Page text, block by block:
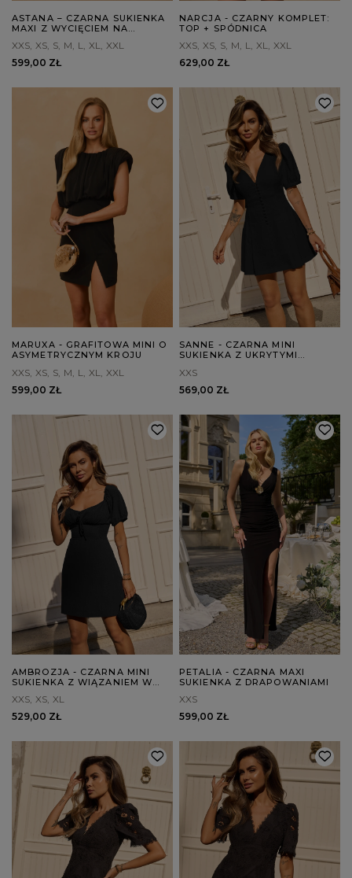
ASTANA – CZARNA SUKIENKA
MAXI Z WYCIĘCIEM NA
XXS XS S M L XL XXL
599,00 ZŁ
NARCJA - CZARNY KOMPLET:
TOP + SPÓDNICA
XXS XS S M L XL XXL
629,00 ZŁ
MARUXA - GRAFITOWA MINI O
ASYMETRYCZNYM KROJU
XXS XS S M L XL
XXL
599,00 ZŁ
SANNE - CZARNA MINI
SUKIENKA Z UKRYTYMI
XXS
569,00 ZŁ
AMBROZJA - CZARNA MINI
SUKIENKA Z WIĄZANIEM W
XXS XS XL
529,00 ZŁ
PETALIA - CZARNA MAXI
SUKIENKA Z DRAPOWANIAMI
XXS
599,00 ZŁ